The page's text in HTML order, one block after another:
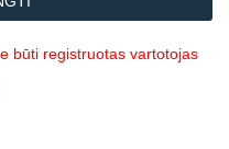
būti registruotas vartotojas